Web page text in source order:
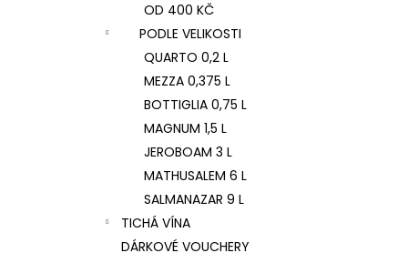
OD 400 KČ
PODLE VELIKOSTI
QUARTO 0,2 L
MEZZA 0,375 L
BOTTIGLIA 0,75 L
MAGNUM 1,5 L
JEROBOAM 3 L
MATHUSALEM 6 L
SALMANAZAR 9 L
TICHÁ VÍNA
DÁRKOVÉ VOUCHERY